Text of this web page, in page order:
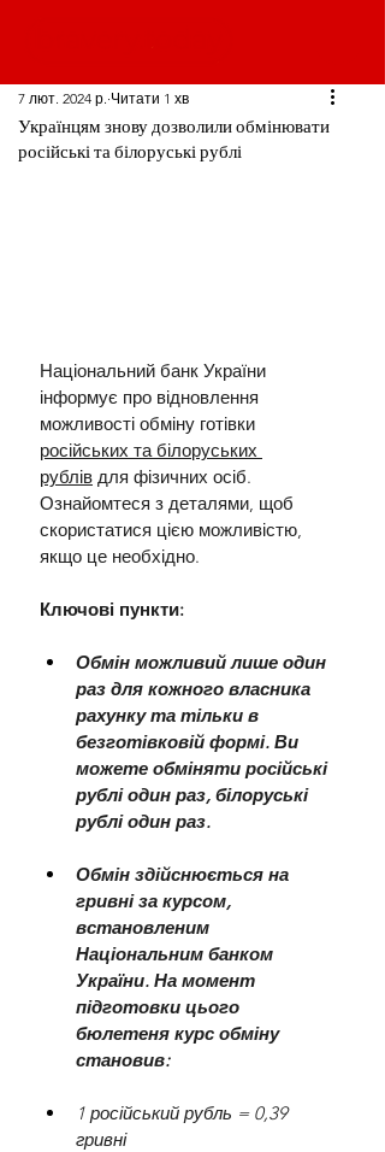
Українцям знову дозволили обмінювати
російські та білоруські рублі
7 лют. 2024 р. Читати 1 хв
Національний банк України
інформує про відновлення
можливості обміну готівки
російських та білоруських
рублів для фізичних осіб.
Ознайомтеся з деталями, щоб
скористатися цією можливістю,
якщо це необхідно.
Ключові пункти:
Обмін можливий лише один
раз для кожного власника
рахунку та тільки в
безготівковій формі. Ви
можете обміняти російські
рублі один раз, білоруські
рублі один раз.
Обмін здійснюється на
гривні за курсом,
встановленим
Національним банком
України. На момент
підготовки цього
бюлетеня курс обміну
становив:
1 російський рубль = 0,39
гривні